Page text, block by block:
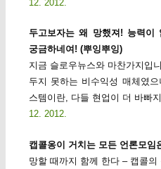
12. 2012.
두고보자는 왜 망했져! 능력이
궁금하네여! (뿌잉뿌잉)
지금 슬로우뉴스와 마찬가지입
두지 못하는 비수익성 매체였
스템이란, 다들 현업이 더 바빠
12. 2012.
캡콜옹이 거치는 모든 언론모임
망할 때까지 함께 한다 – 캡콜의